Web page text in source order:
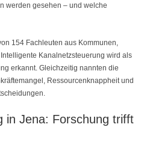
werden gesehen – und welche
154 Fachleuten aus Kommunen,
Kanalnetzsteuerung wird als
erkannt. Gleichzeitig nannten die
Ressourcenknappheit und
in Jena: Forschung trifft